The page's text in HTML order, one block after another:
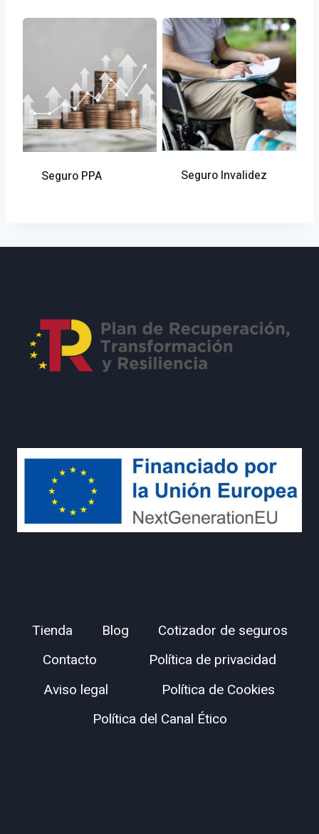
Seguro PPA Seguro Invalidez
Tienda Blog
Cotizador de seguros
Contacto
Política de privacidad
Aviso legal
Política de Cookies
Política del Canal Ético